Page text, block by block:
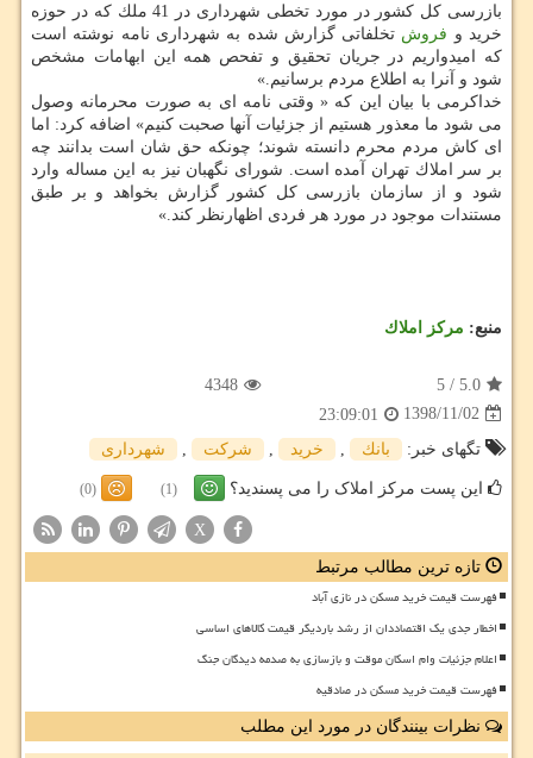
بازرسی كل كشور در مورد تخطی شهرداری در 41 ملك كه در حوزه
خرید و فروش تخلفاتی گزارش شده به شهرداری نامه نوشته است
كه امیدواریم در جریان تحقیق و تفحص همه این ابهامات مشخص
شود و آنرا به اطلاع مردم برسانیم.»
خداكرمی با بیان این كه « وقتی نامه ای به صورت محرمانه وصول
می شود ما معذور هستیم از جزئیات آنها صحبت كنیم» اضافه كرد: اما
ای كاش مردم محرم دانسته شوند؛ چونكه حق شان است بدانند چه
بر سر املاك تهران آمده است. شورای نگهبان نیز به این مساله وارد
شود و از سازمان بازرسی كل كشور گزارش بخواهد و بر طبق
مستندات موجود در مورد هر فردی اظهارنظر كند.»
منبع: مركز املاك
5.0
/
5
4348
1398/11/02
23:09:01
تگهای خبر:
بانك , خرید , شركت , شهرداری
این پست مرکز املاک را می پسندید؟ (1)
(0)
X
تازه ترین مطالب مرتبط
فهرست قیمت خرید مسکن در نازی آباد
اخطار جدی یک اقتصاددان از رشد باردیگر قیمت کالاهای اساسی
اعلام جزئیات وام اسکان موقت و بازسازی به صدمه دیدگان جنگ
فهرست قیمت خرید مسکن در صادقیه
نظرات بینندگان در مورد این مطلب